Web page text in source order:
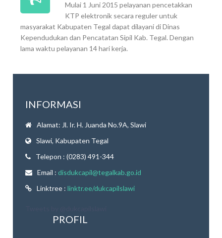
Mulai 1 Juni 2015 pelayanan pencetakkan
KTP elektronik secara reguler untuk
masyarakat Kabupaten Tegal dapat dilayani di Dinas
Kependudukan dan Pencatatan Sipil Kab. Tegal. Dengan
lama waktu pelayanan 14 hari kerja.
INFORMASI
Alamat: Jl. Ir. H. Juanda No.9A, Slawi
Slawi, Kabupaten Tegal
Telepon : (0283) 491-344
Email :disdukcapil@tegalkab.go.id
Linktree :linktr.ee/dukcapilslawi
PROFIL